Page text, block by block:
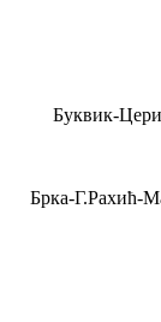
Буквик-
Брка-Г.Рахић-